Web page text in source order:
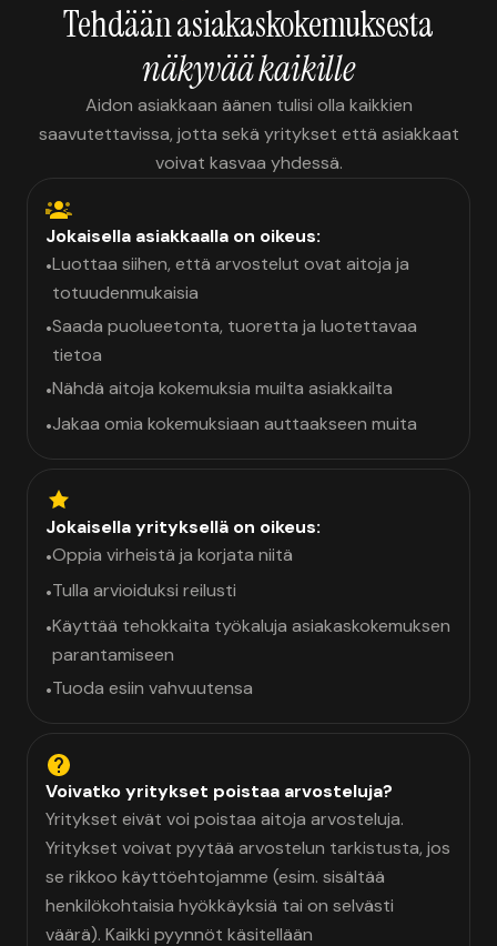
Tehdään asiakaskokemuksesta
näkyvää kaikille
Aidon asiakkaan äänen tulisi olla kaikkien
saavutettavissa, jotta sekä yritykset että asiakkaat
voivat kasvaa yhdessä.
Jokaisella asiakkaalla on oikeus:
•Luottaa siihen, että arvostelut ovat aitoja ja
totuudenmukaisia
•Saada puolueetonta, tuoretta ja luotettavaa
tietoa
•Nähdä aitoja kokemuksia muilta asiakkailta
•Jakaa omia kokemuksiaan auttaakseen muita
Jokaisella yrityksellä on oikeus:
•Oppia virheistä ja korjata niitä
•Tulla arvioiduksi reilusti
•Käyttää tehokkaita työkaluja asiakaskokemuksen
parantamiseen
•Tuoda esiin vahvuutensa
Voivatko yritykset poistaa arvosteluja?
Yritykset eivät voi poistaa aitoja arvosteluja.
Yritykset voivat pyytää arvostelun tarkistusta, jos
se rikkoo käyttöehtojamme (esim. sisältää
henkilökohtaisia hyökkäyksiä tai on selvästi
väärä). Kaikki pyynnöt käsitellään